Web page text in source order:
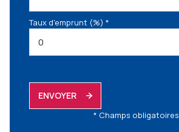
Taux d'emprunt (%) *
ENVOYER
* Champs obligatoires